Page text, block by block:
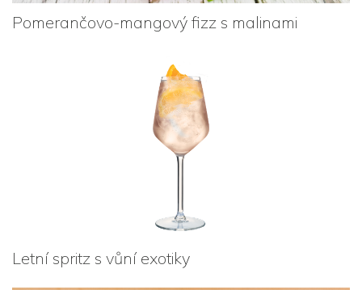
Pomerančovo-mangový fizz s malinami
Letní spritz s vůní exotiky